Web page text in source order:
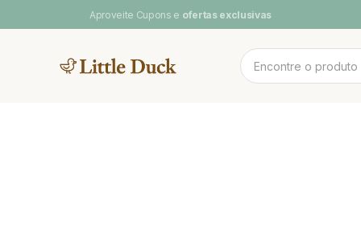
Aproveite Cupons e ofertas exclusivas